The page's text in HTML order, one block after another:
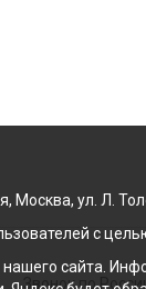
Звонок по
ул. Л.
с
сайта.